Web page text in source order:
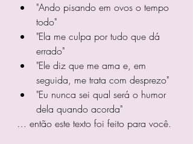
"Ando pisando em ovos o tempo
todo"
"Ela me culpa por tudo que dá
errado"
"Ele diz que me ama e, em
seguida, me trata com desprezo"
"Eu nunca sei qual será o humor
dela quando acorda"
… então este texto foi feito para você.